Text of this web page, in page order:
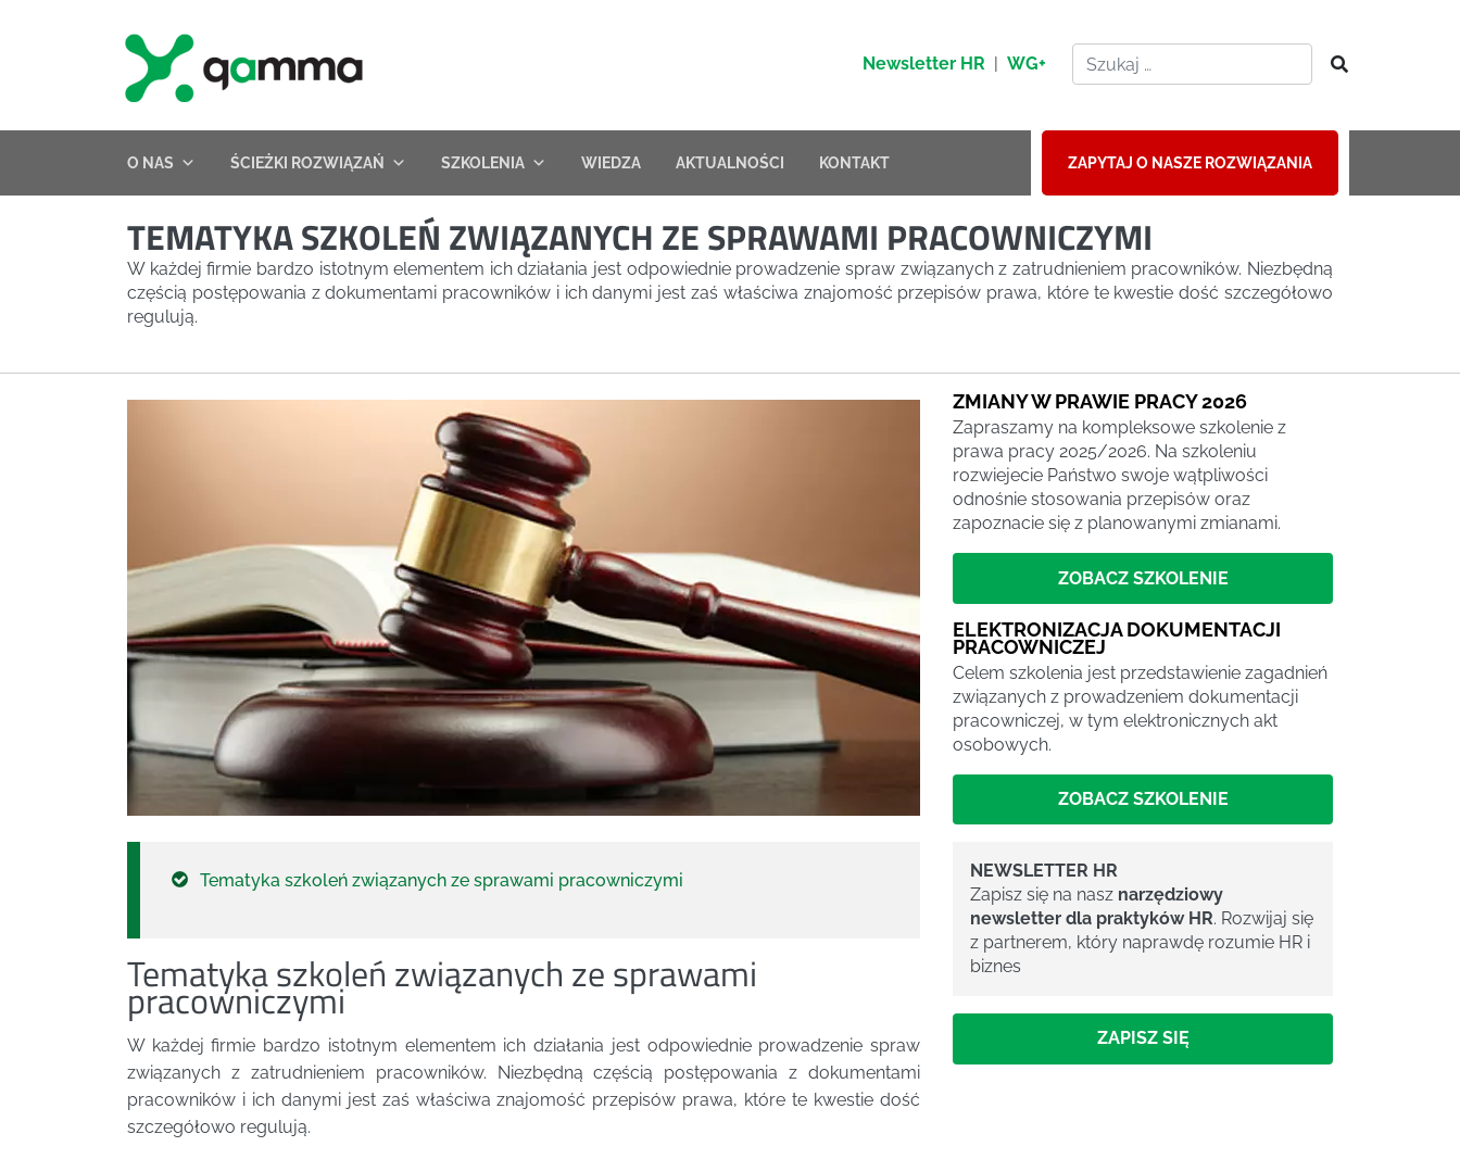
Newsletter HR | WG+
O NAS ŚCIEŻKI ROZWIĄZAŃ SZKOLENIA WIEDZA AKTUALNOŚCI KONTAKT ZAPYTAJ O NASZE ROZWIĄZANIA
TEMATYKA SZKOLEŃ ZWIĄZANYCH ZE SPRAWAMI PRACOWNICZYMI
W każdej firmie bardzo istotnym elementem ich działania jest odpowiednie prowadzenie spraw związanych z zatrudnieniem pracowników. Niezbędną
częścią postępowania z dokumentami pracowników i ich danymi jest zaś właściwa znajomość przepisów prawa, które te kwestie dość szczegółowo
regulują.
Tematyka szkoleń związanych ze sprawami pracowniczymi
Tematyka szkoleń związanych ze sprawami
pracowniczymi
W każdej firmie bardzo istotnym elementem ich działania jest odpowiednie prowadzenie spraw
związanych z zatrudnieniem pracowników. Niezbędną częścią postępowania z dokumentami
pracowników i ich danymi jest zaś właściwa znajomość przepisów prawa, które te kwestie dość
szczegółowo regulują.
ZMIANY W PRAWIE PRACY 2026
Zapraszamy na kompleksowe szkolenie z
prawa pracy 2025/2026. Na szkoleniu
rozwiejecie Państwo swoje wątpliwości
odnośnie stosowania przepisów oraz
zapoznacie się z planowanymi zmianami.
ZOBACZ SZKOLENIE
ELEKTRONIZACJA DOKUMENTACJI
PRACOWNICZEJ
Celem szkolenia jest przedstawienie zagadnień
związanych z prowadzeniem dokumentacji
pracowniczej, w tym elektronicznych akt
osobowych.
ZOBACZ SZKOLENIE
NEWSLETTER HR
Zapisz się na nasz narzędziowy
newsletter dla praktyków HR. Rozwijaj się
z partnerem, który naprawdę rozumie HR i
biznes
ZAPISZ SIĘ